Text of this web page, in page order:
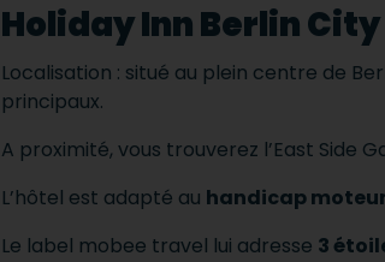
Holiday Inn Berlin
Localisation : situé au plein centre de
principaux.
A proximité, vous trouverez l’East Side
L’hôtel est adapté au handicap
Le label mobee travel lui adresse 3